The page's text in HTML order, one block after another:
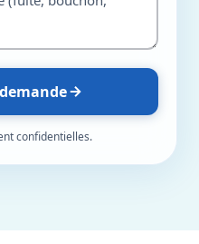
confidentielles.